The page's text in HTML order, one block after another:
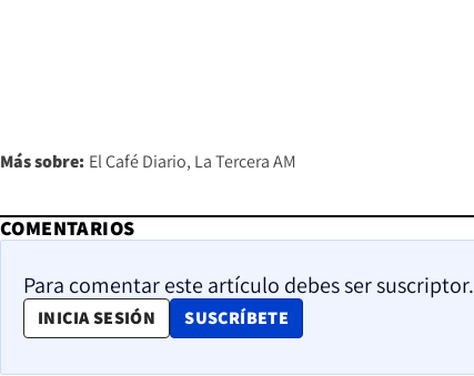
Más sobre: El Café Diario La Tercera AM
COMENTARIOS
Para comentar este artículo debes ser suscriptor.
INICIA SESIÓN SUSCRÍBETE
OPENS IN NEW WINDOW